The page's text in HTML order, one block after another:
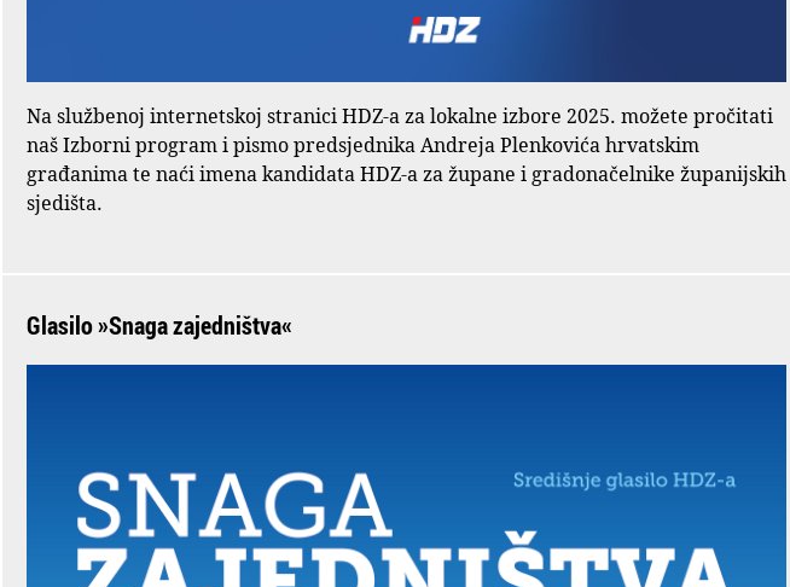
Na službenoj internetskoj stranici HDZ-a za lokalne izbore 2025. možete pročitati
naš Izborni program i pismo predsjednika Andreja Plenkovića hrvatskim
građanima te naći imena kandidata HDZ-a za župane i gradonačelnike županijskih
sjedišta.
Glasilo »Snaga zajedništva«